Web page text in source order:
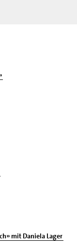
mit Daniela Lager